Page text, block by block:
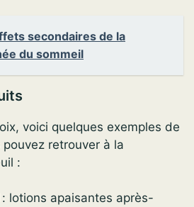
secondaires de la
du sommeil
voici quelques exemples de
retrouver à la
:
: lotions apaisantes après-